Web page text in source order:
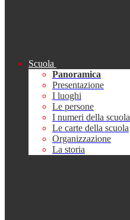
Scuola
Panoramica
Presentazione
I luoghi
Le persone
I numeri della scuola
Le carte della scuola
Organizzazione
La storia